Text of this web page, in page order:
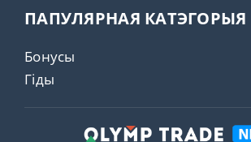
ПАПУЛЯРНАЯ КАТЭГОРЫЯ
Бонусы
Гіды